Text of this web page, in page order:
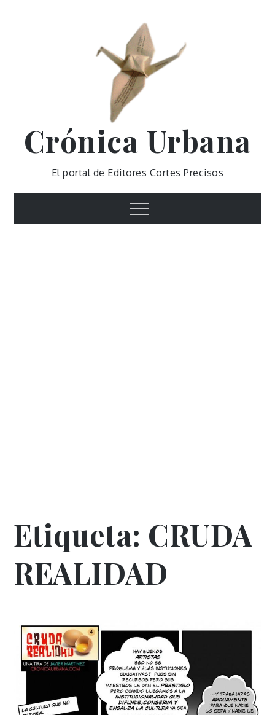
Crónica Urbana
El portal de Editores Cortes Precisos
Menu
Etiqueta: CRUDA
REALIDAD